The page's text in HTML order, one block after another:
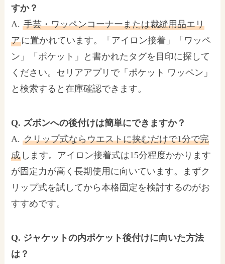
すか？
A.手芸・ワッペンコーナーまたは裁縫用品エリ
アに置かれています。「アイロン接着」「ワッペ
ン」「ポケット」と書かれたタグを目印に探して
ください。セリアアプリで「ポケット ワッペン」
と検索すると在庫確認できます。
Q. ズボンへの後付けは簡単にできますか？
A.クリップ式ならウエストに挟むだけで1分で完
成 します。アイロン接着式は15分程度かかります
が固定力が高く長期使用に向いています。まずク
リップ式を試してから本格固定を検討するのがお
すすめです。
Q. ジャケットの内ポケット後付けに向いた方法
は？